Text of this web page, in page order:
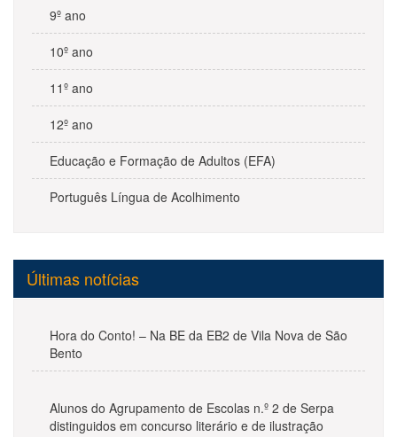
9º ano
10º ano
11º ano
12º ano
Educação e Formação de Adultos (EFA)
Português Língua de Acolhimento
Últimas notícias
Hora do Conto! – Na BE da EB2 de Vila Nova de São
Bento
Alunos do Agrupamento de Escolas n.º 2 de Serpa
distinguidos em concurso literário e de ilustração